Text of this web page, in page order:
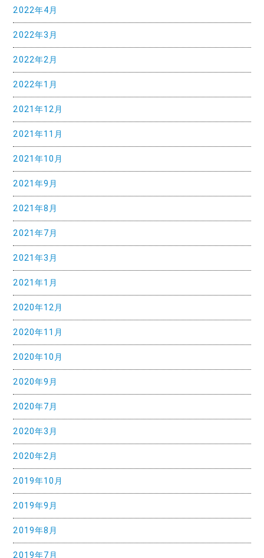
2022年4月
2022年3月
2022年2月
2022年1月
2021年12月
2021年11月
2021年10月
2021年9月
2021年8月
2021年7月
2021年3月
2021年1月
2020年12月
2020年11月
2020年10月
2020年9月
2020年7月
2020年3月
2020年2月
2019年10月
2019年9月
2019年8月
2019年7月